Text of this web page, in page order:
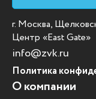
г. Москва,
Центр «East Gate»
info@zvk.ru
Политика
О компании